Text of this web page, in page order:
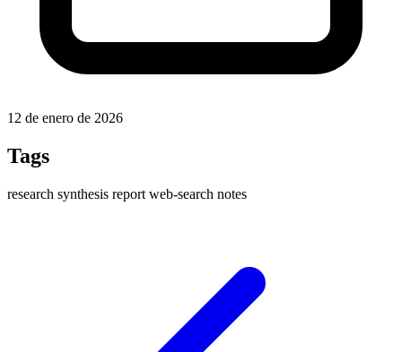
12 de enero de 2026
Tags
research synthesis report web-search notes